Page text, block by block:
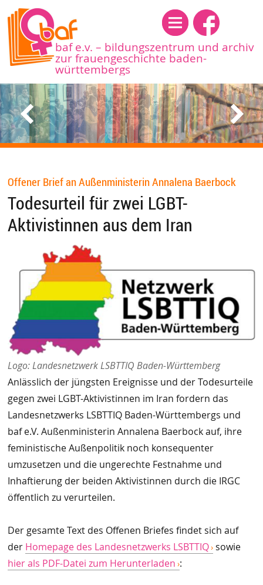
baf e.v. – bildungszentrum und archiv
zur frauengeschichte baden-
württembergs
Menü
Offener Brief an Außenministerin Annalena Baerbock
Todesurteil für zwei LGBT-
Aktivistinnen aus dem Iran
Logo: Landesnetzwerk LSBTTIQ Baden-Württemberg
Anlässlich der jüngsten Ereignisse und der Todesurteile
gegen zwei LGBT-Aktivistinnen im Iran fordern das
Landesnetzwerks LSBTTIQ Baden-Württembergs und
baf e.V. Außenministerin Annalena Baerbock auf, ihre
feministische Außenpolitik noch konsequenter
umzusetzen und die ungerechte Festnahme und
Inhaftierung der beiden Aktivistinnen durch die IRGC
öffentlich zu verurteilen.
Der gesamte Text des Offenen Briefes findet sich auf
der Homepage des Landesnetzwerks LSBTTIQ sowie
hier als PDF-Datei zum Herunterladen :